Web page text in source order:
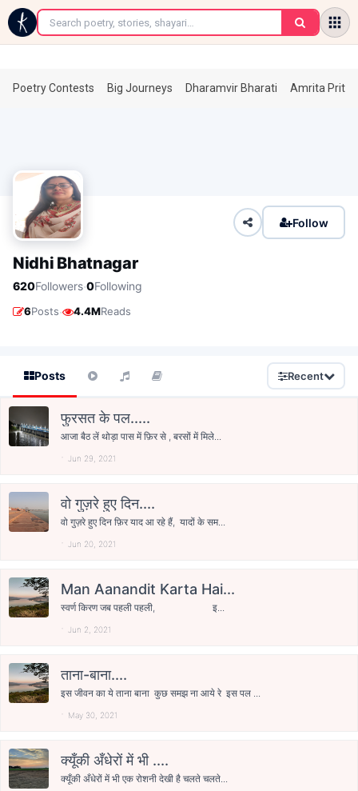
←
Poetry Contests Big Journeys Dharamvir Bharati Amrita
Follow
Nidhi Bhatnagar
620Followers·0Following
6Posts· 4.4MReads
Posts Recent
फुरसत के पल.....
आजा बैठ लें थोड़ा पास में फ़िर से , बरसों में मिले...
Jun 29, 2021
वो गुज़रे हुए दिन....
वो गुज़रे हुए दिन फ़िर याद आ रहे हैं, यादों के सम...
Jun 20, 2021
Man Aanandit Karta Hai...
स्वर्ण किरण जब पहली पहली, इ...
Jun 2, 2021
ताना-बाना....
इस जीवन का ये ताना बाना कुछ समझ ना आये रे इस पल ...
May 30, 2021
क्यूँकी अँधेरों में भी ....
क्यूँकी अँधेरों में भी एक रोशनी देखी है चलते चलते...